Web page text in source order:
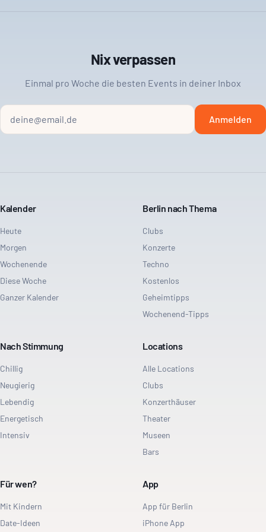
Nix verpassen
Einmal pro Woche die besten Events in deiner Inbox
Anmelden
Kalender
Heute
Morgen
Wochenende
Diese Woche
Ganzer Kalender
Berlin nach Thema
Clubs
Konzerte
Techno
Kostenlos
Geheimtipps
Wochenend-Tipps
Nach Stimmung
Chillig
Neugierig
Lebendig
Energetisch
Intensiv
Locations
Alle Locations
Clubs
Konzerthäuser
Theater
Museen
Bars
Für wen?
Mit Kindern
Date-Ideen
App
App für Berlin
iPhone App